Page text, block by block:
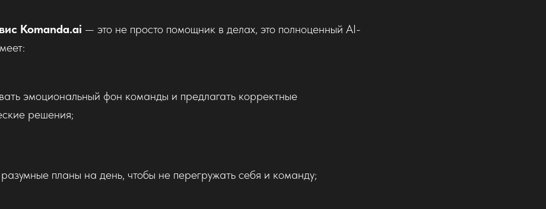
Komanda.ai — это не просто помощник в делах, это полноценный AI-
эмоциональный фон команды и предлагать корректные
решения;
разумные планы на день, чтобы не перегружать себя и команду;